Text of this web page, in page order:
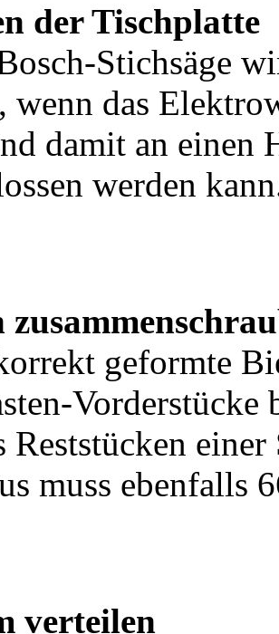
der Tischplatte
Stichsäge
wenn das
damit an einen
werden
geformte
Vorderstücke
Reststücken
muss ebenfalls
verteilen